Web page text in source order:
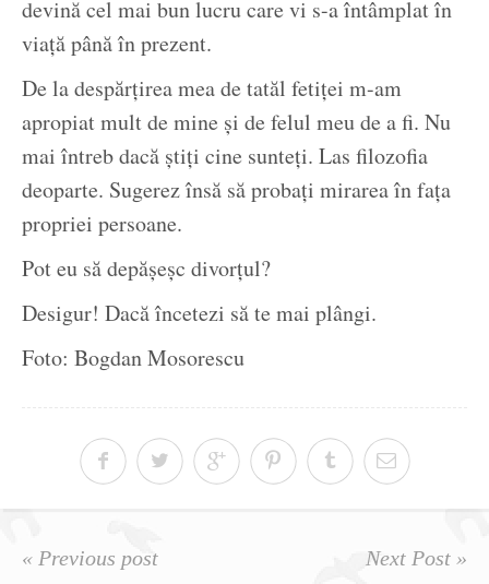
devină cel mai bun lucru care vi s-a întâmplat în
viață până în prezent.
De la despărțirea mea de tatăl fetiței m-am
apropiat mult de mine și de felul meu de a fi. Nu
mai întreb dacă știți cine sunteți. Las filozofia
deoparte. Sugerez însă să probați mirarea în fața
propriei persoane.
Pot eu să depășeșc divorțul?
Desigur! Dacă încetezi să te mai plângi.
Foto: Bogdan Mosorescu
« Previous post Next Post »